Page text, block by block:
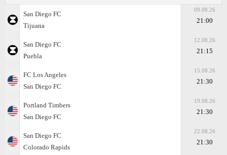
San Diego FC
Tijuana
09.08.26
21:00
San Diego FC
Puebla
12.08.26
21:15
FC Los Angeles
San Diego FC
15.08.26
21:30
Portland Timbers
San Diego FC
19.08.26
21:30
San Diego FC
Colorado Rapids
22.08.26
21:30